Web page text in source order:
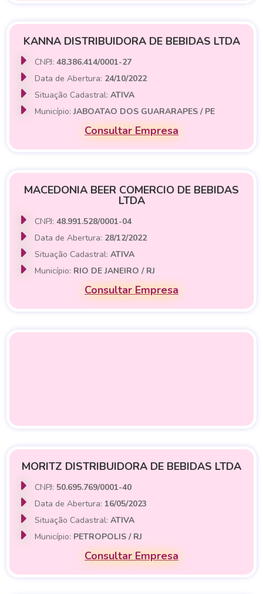
KANNA DISTRIBUIDORA DE BEBIDAS LTDA
CNPJ:48.386.414/0001-27
Data de Abertura: 24/10/2022
Situação Cadastral:ATIVA
Município:JABOATAO DOS GUARARAPES / PE
Consultar Empresa
MACEDONIA BEER COMERCIO DE BEBIDAS
LTDA
CNPJ:48.991.528/0001-04
Data de Abertura: 28/12/2022
Situação Cadastral:ATIVA
Município: RIO DE JANEIRO / RJ
Consultar Empresa
MORITZ DISTRIBUIDORA DE BEBIDAS LTDA
CNPJ: 50.695.769/0001-40
Data de Abertura: 16/05/2023
Situação Cadastral:ATIVA
Município: PETROPOLIS / RJ
Consultar Empresa